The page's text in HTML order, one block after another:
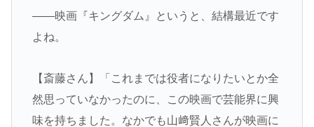
――映画『キングダム』というと、結構最近です
よね。
【斎藤さん】「これまでは役者になりたいとか全
然思っていなかったのに、この映画で芸能界に興
味を持ちました。なかでも山﨑賢人さんが映画に